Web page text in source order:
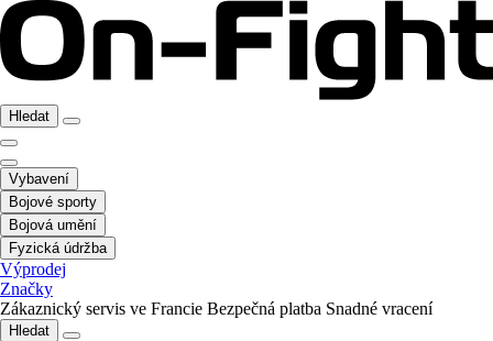
Hledat
Vybavení
Bojové sporty
Bojová umění
Fyzická údržba
Výprodej
Značky
Zákaznický servis ve Francie Bezpečná platba Snadné vracení
Hledat